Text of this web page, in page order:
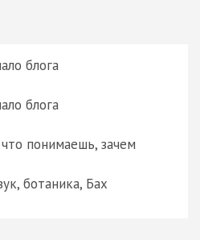
блога
блога
понимаешь, зачем
ботаника, Бах